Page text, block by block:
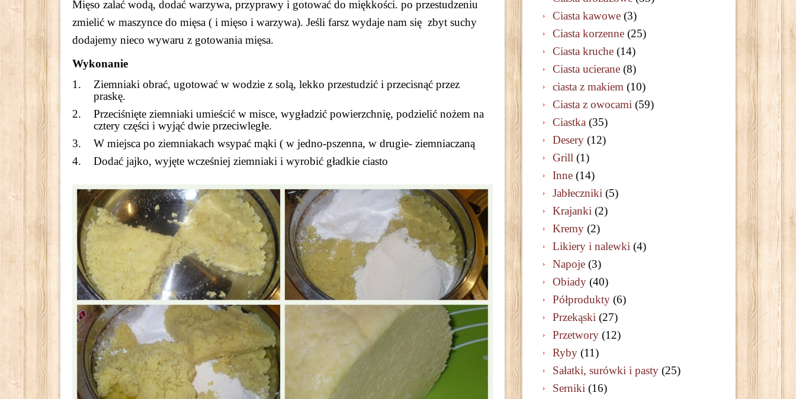
Mięso zalać wodą, dodać warzywa, przyprawy i gotować do miękkości. po przestudzeniu
zmielić w maszynce do mięsa ( i mięso i warzywa). Jeśli farsz wydaje nam się zbyt suchy
dodajemy nieco wywaru z gotowania mięsa.
Wykonanie
Ziemniaki obrać, ugotować w wodzie z solą, lekko przestudzić i przecisnąć przez
praskę.
Przeciśnięte ziemniaki umieścić w misce, wygładzić powierzchnię, podzielić nożem na
cztery części i wyjąć dwie przeciwległe.
W miejsca po ziemniakach wsypać mąki ( w jedno-pszenna, w drugie- ziemniaczaną
Dodać jajko, wyjęte wcześniej ziemniaki i wyrobić gładkie ciasto
Ciasta kawowe (3)
Ciasta korzenne (25)
Ciasta kruche (14)
Ciasta ucierane (8)
ciasta z makiem (10)
Ciasta z owocami (59)
Ciastka (35)
Desery (12)
Grill (1)
Inne (14)
Jabłeczniki (5)
Krajanki (2)
Kremy (2)
Likiery i nalewki (4)
Napoje (3)
Obiady (40)
Półprodukty (6)
Przekąski (27)
Przetwory (12)
Ryby (11)
Sałatki, surówki i pasty (25)
Serniki (16)